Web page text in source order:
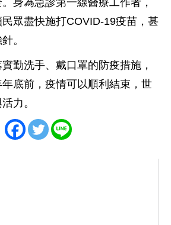
身為急診第一線醫療工作者，
眾盡快施打COVID-19疫苗，甚
。
勤洗手、戴口罩的防疫措施，
底前，疫情可以順利結束，世
力。